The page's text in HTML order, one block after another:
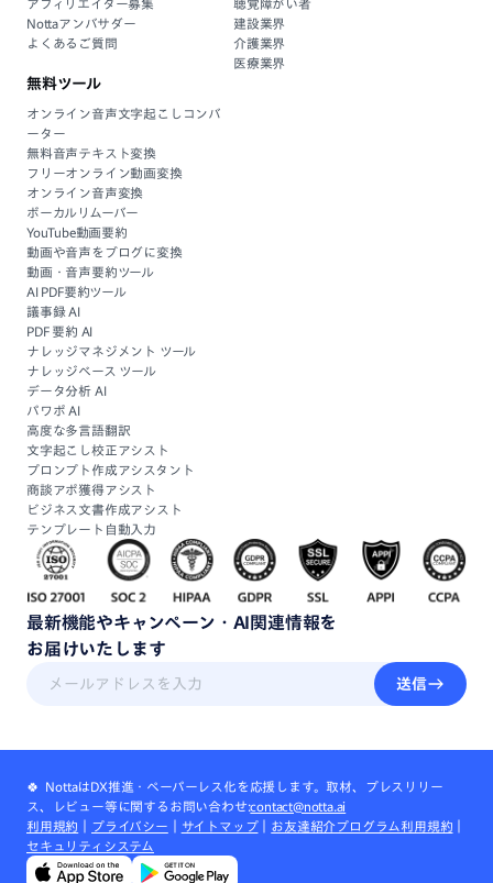
アフィリエイター募集
Nottaアンバサダー
よくあるご質問
聴覚障がい者
建設業界
介護業界
医療業界
無料ツール
オンライン音声文字起こしコンバ
ーター
無料音声テキスト変換
フリーオンライン動画変換
オンライン音声変換
ボーカルリムーバー
YouTube動画要約
動画や音声をブログに変換
動画・音声要約ツール
AI PDF要約ツール
議事録 AI
PDF 要約 AI
ナレッジマネジメント ツール
ナレッジベース ツール
データ分析 AI
パワポ AI
高度な多言語翻訳
文字起こし校正アシスト
プロンプト作成アシスタント
商談アポ獲得アシスト
ビジネス文書作成アシスト
テンプレート自動入力
最新機能やキャンペーン・ AI関連情報を
お届けいたします
送信
🍀 NottaはDX推進・ペーパーレス化を応援します。取材、プレスリリー
ス、レビュー等に関するお問い合わせ:contact@notta.ai
利用規約
プライバシー サイトマップ｜ お友達紹介プログラム利用規約
セキュリティシステム